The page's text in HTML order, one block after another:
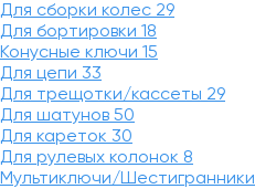
Для сборки колес 29
Для бортировки 18
Конусные ключи 15
Для цепи 33
Для трещотки/кассеты 29
Для шатунов 50
Для кареток 30
Для рулевых колонок 8
Мультиключи/Шестигранники